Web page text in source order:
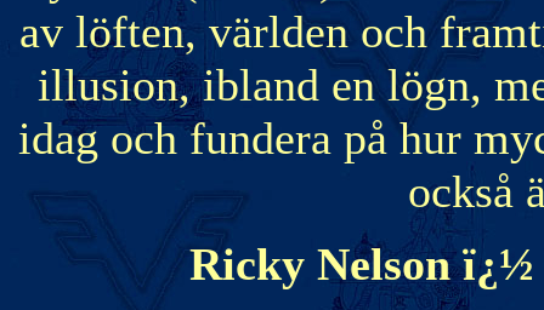
av löften, världen och
illusion, ibland en lögn,
idag och fundera på hur
också
Ricky Nelson